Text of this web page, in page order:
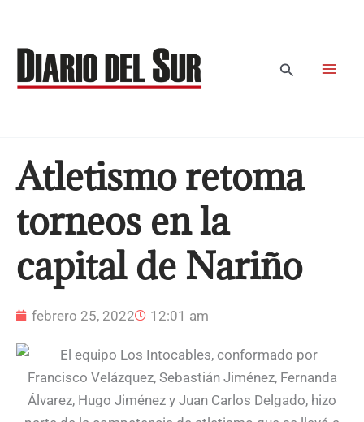
contenido
Buscar
Atletismo retoma
torneos en la
capital de Nariño
febrero 25, 2022 12:01 am